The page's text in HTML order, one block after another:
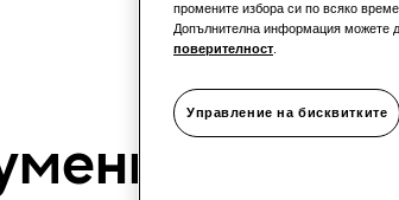
промените избора си по всяко
Допълнителна информация можете
поверителност
Управление на бисквитките